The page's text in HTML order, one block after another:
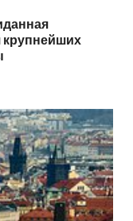
крупнейших